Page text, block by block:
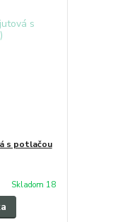
s potlačou
Skladom 18